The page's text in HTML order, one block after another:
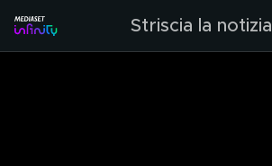
Striscia la notizia